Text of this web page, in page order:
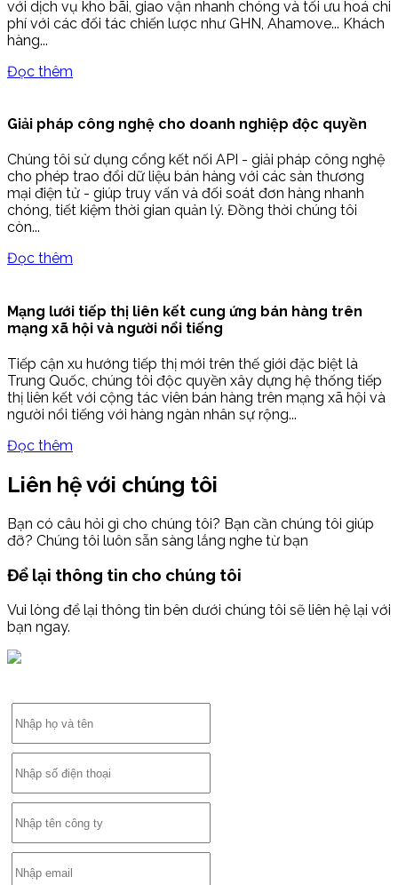
với dịch vụ kho bãi, giao vận nhanh chóng và tối ưu hoá chi
phí với các đối tác chiến lược như GHN, Ahamove... Khách
hàng...
Đọc thêm
Giải pháp công nghệ cho doanh nghiệp độc quyền
Chúng tôi sử dụng cổng kết nối API - giải pháp công nghệ
cho phép trao đổi dữ liệu bán hàng với các sàn thương
mại điện tử - giúp truy vấn và đối soát đơn hàng nhanh
chóng, tiết kiệm thời gian quản lý. Đồng thời chúng tôi
còn...
Đọc thêm
Mạng lưới tiếp thị liên kết cung ứng bán hàng trên
mạng xã hội và người nổi tiếng
Tiếp cận xu hướng tiếp thị mới trên thế giới đặc biệt là
Trung Quốc, chúng tôi độc quyền xây dựng hệ thống tiếp
thị liên kết với cộng tác viên bán hàng trên mạng xã hội và
người nổi tiếng với hàng ngàn nhân sự rộng...
Đọc thêm
Liên hệ với chúng tôi
Bạn có câu hỏi gì cho chúng tôi? Bạn cần chúng tôi giúp
đỡ? Chúng tôi luôn sẵn sàng lắng nghe từ bạn
Để lại thông tin cho chúng tôi
Vui lòng để lại thông tin bên dưới chúng tôi sẽ liên hệ lại với
bạn ngay.